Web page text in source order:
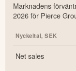
Marknadens
2026för Pierce
Nyckeltal,SEK
Net sales